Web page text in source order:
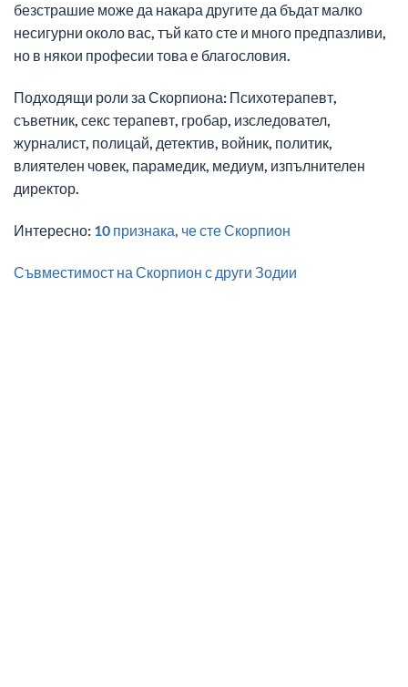
безстрашие може да накара другите да бъдат малко
несигурни около вас, тъй като сте и много предпазливи,
но в някои професии това е благословия.
Подходящи роли за Скорпиона: Психотерапевт,
съветник, секс терапевт, гробар, изследовател,
журналист, полицай, детектив, войник, политик,
влиятелен човек, парамедик, медиум, изпълнителен
директор.
Интересно: 10 признака, че сте Скорпион
Съвместимост на Скорпион с други Зодии